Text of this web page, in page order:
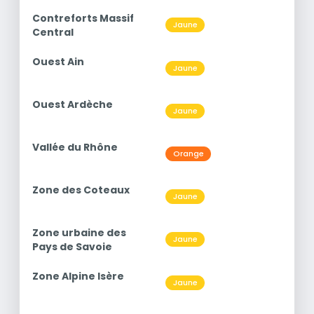
titre
Contreforts Massif
Central
Niveau
Jaune
titre
Ouest Ain Niveau
Jaune
titre
Ouest Ardèche Niveau
Jaune
titre
Vallée du Rhône Niveau
Orange
titre
Zone des Coteaux Niveau
Jaune
titre
Zone urbaine des
Pays de Savoie
Niveau
Jaune
titre
Zone Alpine Isère Niveau
Jaune